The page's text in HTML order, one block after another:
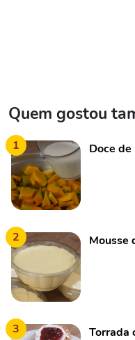
Quem gostou
1 Doce
2 Mousse
3 Torrada